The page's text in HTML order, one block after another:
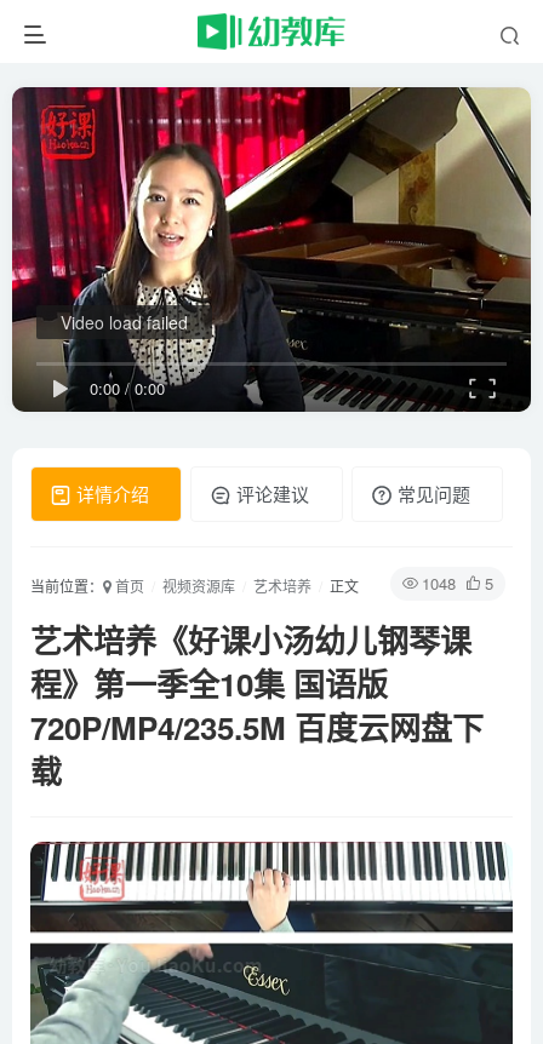
0:00 /0:00
Video load failed
详情介绍 评论建议 常见问题
1048 5
当前位置： 首页 视频资源库 艺术培养 正文
艺术培养《好课小汤幼儿钢琴课
程》第一季全10集 国语版
720P/MP4/235.5M 百度云网盘下
载